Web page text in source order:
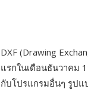
DXF (Drawing
แรกในเดือนธันวาคม
กับโปรแกรมอื่นๆ รูปแ